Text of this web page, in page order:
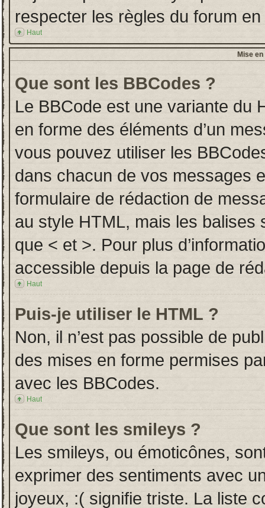
respecter les règles du forum
Haut
Mise
Que sont les BBCodes ?
Le BBCode est une variante du
en forme des éléments d’un
vous pouvez utiliser les
dans chacun de vos messages
formulaire de rédaction de
au style HTML, mais les
que < et >. Pour plus
accessible depuis la page de
Haut
Puis-je utiliser le HTML ?
Non, il n’est pas possible de
des mises en forme permises
avec les BBCodes.
Haut
Que sont les smileys ?
Les smileys, ou émoticônes,
exprimer des sentiments avec
joyeux, :( signifie triste. La liste